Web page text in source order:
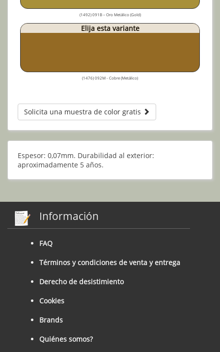
(1492) 091B – Oro Metálico (Gold)
Elija esta variante
(1476) 092M - Cobre (Metálico)
Solicita una muestra de color gratis
Espesor: 0,07mm. Durabilidad al exterior:
aproximadamente 5 años.
Información
FAQ
Términos y condiciones de venta y entrega
Derecho de desistimiento
Cookies
Brands
Quiénes somos?